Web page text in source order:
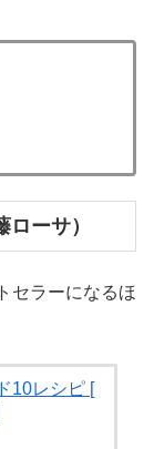
ーサ）
セラーになるほ
10レシピ [